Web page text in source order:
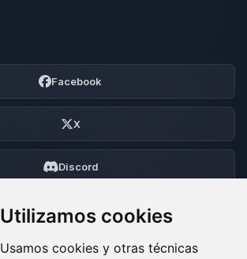
Utilizamos cookies
Usamos cookies y otras técnicas
Facebook
X
Discord
Foro